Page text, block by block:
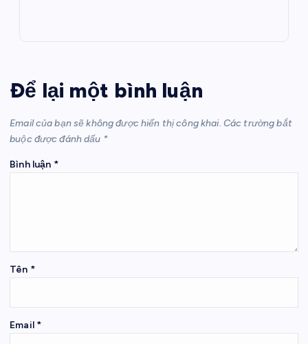
Để lại một bình luận
Email của bạn sẽ không được hiển thị công khai. Các trường bắt
buộc được đánh dấu *
Bình luận *
Tên *
Email *